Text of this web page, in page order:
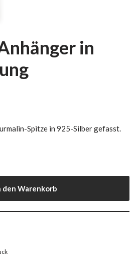
in
Spitze in 925-Silber gefasst.
den Warenkorb